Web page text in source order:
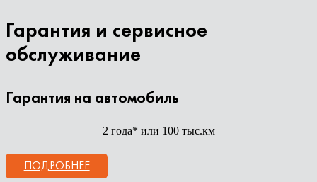
Гарантия и сервисное
обслуживание
Гарантия на автомобиль
2 года* или 100 тыс.км
ПОДРОБНЕЕ